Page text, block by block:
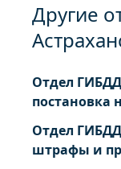
Другие
Отдел
постановка
Отдел
штрафы и